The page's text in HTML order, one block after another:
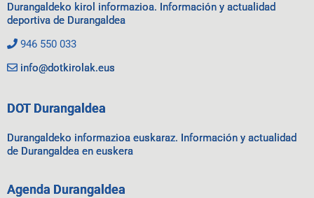
Durangaldeko kirol informazioa. Información y actualidad
deportiva de Durangaldea
946 550 033
info@dotkirolak.eus
DOT Durangaldea
Durangaldeko informazioa euskaraz. Información y actualidad
de Durangaldea en euskera
Agenda Durangaldea